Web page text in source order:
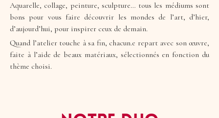
Aquarelle, collage, peinture, sculpture… tous les médiums sont
bons pour vous faire découvrir les mondes de l’art, d’hier,
d’aujourd’hui, pour inspirer ceux de demain.
Quand l’atelier touche à sa fin, chacun.e repart avec son œuvre,
faite à l’aide de beaux matériaux, sélectionnés en fonction du
thème choisi.